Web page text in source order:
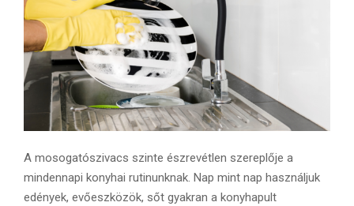
A mosogatószivacs szinte észrevétlen szereplője a
mindennapi konyhai rutinunknak. Nap mint nap használjuk
edények, evőeszközök, sőt gyakran a konyhapult